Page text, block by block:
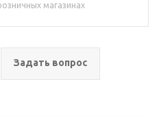
магазинах
Задать вопрос